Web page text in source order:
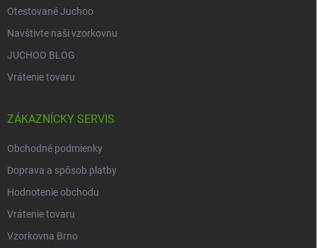
Otestované Juchoo
Navštivte naši vzorkovnu
JUCHOO BLOG
Vrátenie tovaru
ZÁKAZNÍCKY SERVIS
Obchodné podmienky
Doprava a spôsob platby
Hodnotenie obchodu
Vrátenie tovaru
Vzorkovna Brno